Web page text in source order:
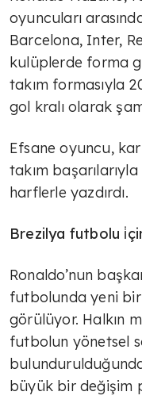
oyuncuları
Barcelona, Inter,
kulüplerde forma
takım formasıyla
gol kralı olarak
Efsane oyuncu,
takım
harflerle yazdırdı.
Brezilya futbolu
Ronaldo’nun
futbolunda yeni bir
görülüyor. Halkın
futbolun yönetsel
büyük bir değişim